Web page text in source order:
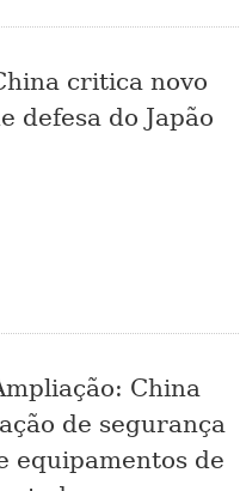
critica novo
defesa do Japão
China
de segurança
equipamentos de